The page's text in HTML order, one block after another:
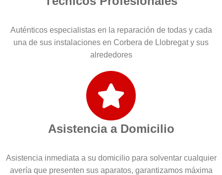
Auténticos especialistas en la reparación de todas y cada
una de sus instalaciones en Corbera de Llobregat y sus
alrededores
Asistencia a Domicilio
Asistencia inmediata a su domicilio para solventar cualquier
avería que presenten sus aparatos, garantizamos máxima